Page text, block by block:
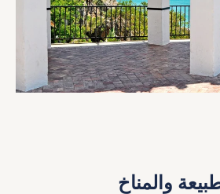
والمناخ